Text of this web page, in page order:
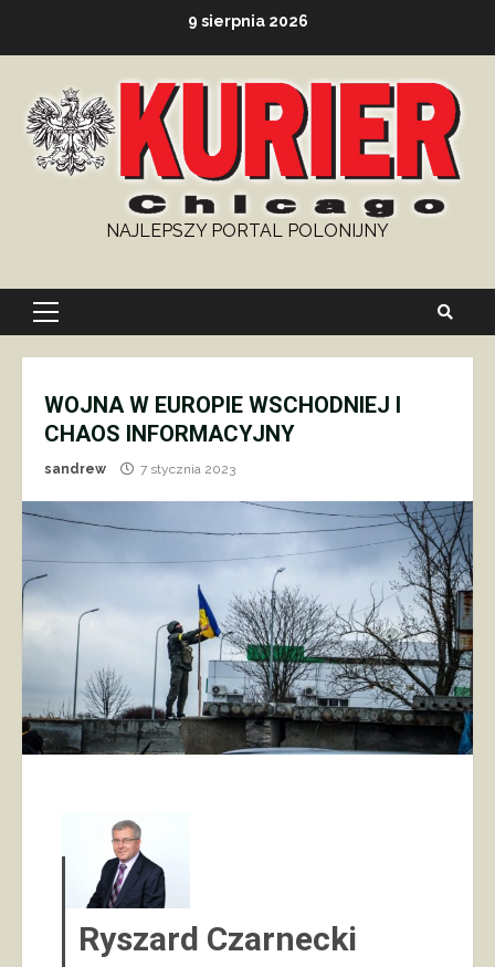
9 sierpnia 2026
NAJLEPSZY PORTAL POLONIJNY
Primary
WOJNA W EUROPIE WSCHODNIEJ I
CHAOS INFORMACYJNY
sandrew 7 stycznia 2023
Ryszard Czarnecki